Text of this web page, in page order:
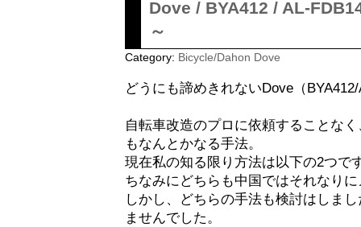
Dove / BYA412 / AL-
～
Category: Bicycle/Dahon Dove
どうにも諦めきれないDove（
自転車改造のプロに依頼することな
もなんとかなる手法。
現在私の知る限り方法は以下の2つで
ちなみにどちらも中国ではそれなり
しかし、どちらの手法も検討はしま
ませんでした。